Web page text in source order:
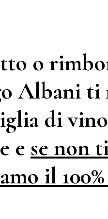
o
Albani ti
di
e se non
il